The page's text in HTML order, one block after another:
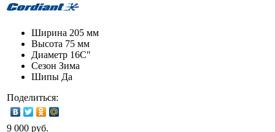
Ширина 205 мм
Высота 75 мм
Диаметр 16C″
Сезон Зима
Шипы Да
Поделиться:
9 000 руб.